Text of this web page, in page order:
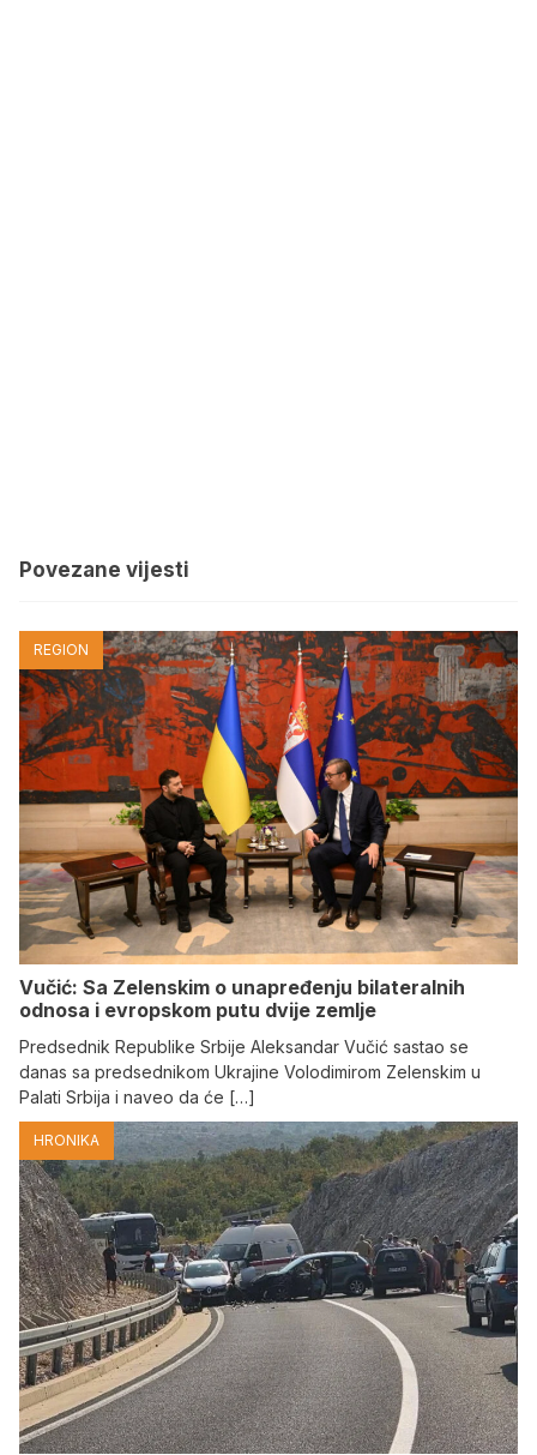
Povezane vijesti
REGION
Vučić: Sa Zelenskim o unapređenju bilateralnih
odnosa i evropskom putu dvije zemlje
Predsednik Republike Srbije Aleksandar Vučić sastao se
danas sa predsednikom Ukrajine Volodimirom Zelenskim u
Palati Srbija i naveo da će […]
HRONIKA